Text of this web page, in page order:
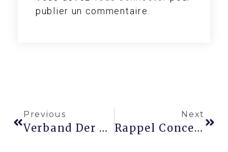
publier un commentaire.
Previous
Verband Der Gefahrgutlogistik (VGL Luxemburg)
Next
Rappel Concernant Les Formations Continues!